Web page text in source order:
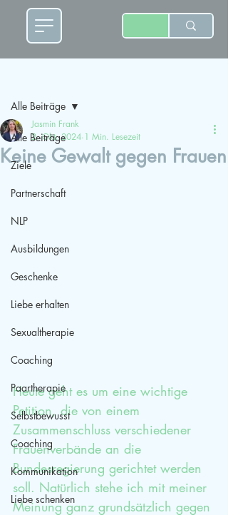
Alle Beiträge
Ziele
Partnerschaft
NLP
Ausbildungen
Geschenke
Liebe erhalten
Sexualtherapie
Coaching
Paartherapie
Selbstbewusst
Coaching
Kommunikation
Liebe schenken
Alle Beiträge
Keine Gewalt gegen Frauen
Jasmin Frank
2. Okt. 2024 1 Min. Lesezeit
Heute geht es um eine wichtige
Petition, die von einem
Zusammenschluss verschiedener
Frauenverbände an die
Bundesregierung gerichtet werden
soll. Natürlich stehe ich mit meiner
Meinung ganz grundsätzlich gegen